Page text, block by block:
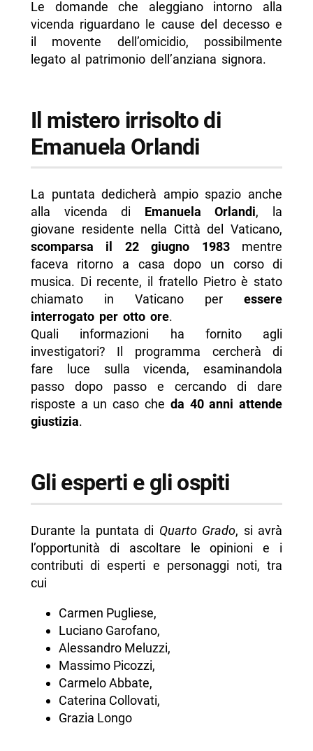
Le domande che aleggiano intorno alla
vicenda riguardano le cause del decesso e
il movente dell’omicidio, possibilmente
legato al patrimonio dell’anziana signora.
Il mistero irrisolto di
Emanuela Orlandi
La puntata dedicherà ampio spazio anche
alla vicenda di Emanuela Orlandi, la
giovane residente nella Città del Vaticano,
scomparsa il 22 giugno 1983mentre
faceva ritorno a casa dopo un corso di
musica. Di recente, il fratello Pietro è stato
chiamato in Vaticano peressere
interrogato per otto ore.
Quali informazioni ha fornito agli
investigatori? Il programma cercherà di
fare luce sulla vicenda, esaminandola
passo dopo passo e cercando di dare
risposte a un caso che da 40 anni attende
giustizia.
Gli esperti e gli ospiti
Durante la puntata di Quarto Grado, si avrà
l’opportunità di ascoltare le opinioni e i
contributi di esperti e personaggi noti, tra
cui
Carmen Pugliese,
Luciano Garofano,
Alessandro Meluzzi,
Massimo Picozzi,
Carmelo Abbate,
Caterina Collovati,
Grazia Longo